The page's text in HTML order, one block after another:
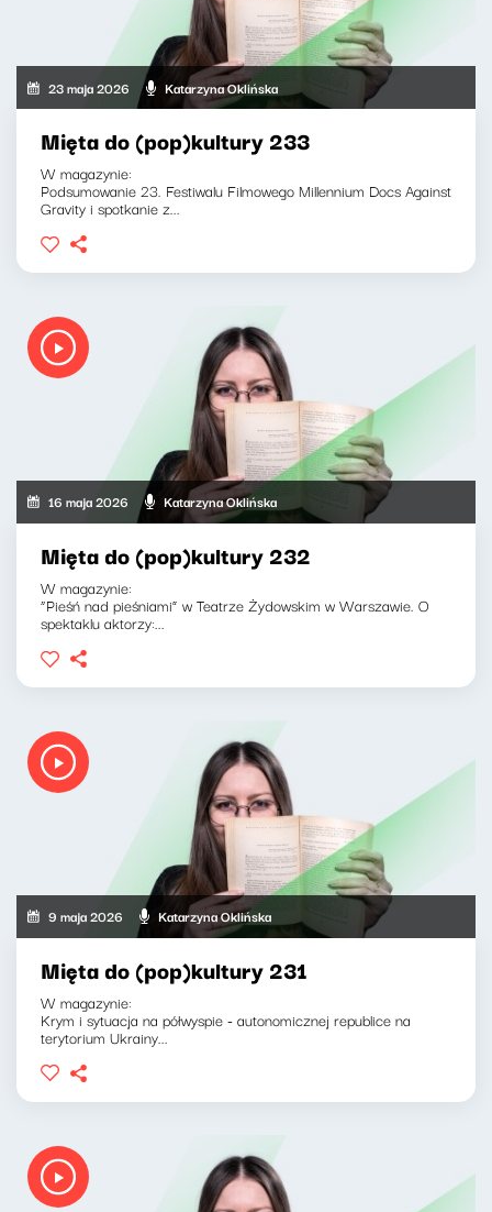
23 maja 2026 Katarzyna Oklińska
Mięta do (pop)kultury 233
W magazynie:
Podsumowanie 23. Festiwalu Filmowego Millennium Docs Against
Gravity i spotkanie z...
16 maja 2026 Katarzyna Oklińska
Mięta do (pop)kultury 232
W magazynie:
“Pieśń nad pieśniami” w Teatrze Żydowskim w Warszawie. O
spektaklu aktorzy:...
9 maja 2026 Katarzyna Oklińska
Mięta do (pop)kultury 231
W magazynie:
Krym i sytuacja na półwyspie - autonomicznej republice na
terytorium Ukrainy...